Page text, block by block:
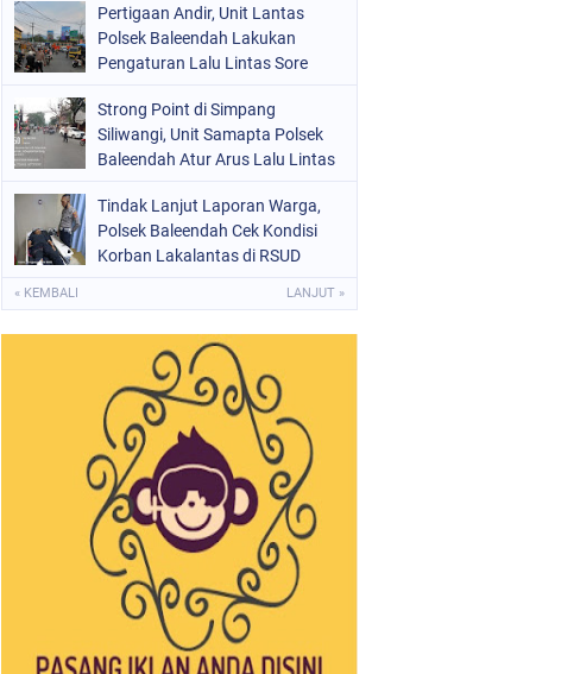
Pertigaan Andir, Unit Lantas
Polsek Baleendah Lakukan
Pengaturan Lalu Lintas Sore
Strong Point di Simpang
Siliwangi, Unit Samapta Polsek
Baleendah Atur Arus Lalu Lintas
Tindak Lanjut Laporan Warga,
Polsek Baleendah Cek Kondisi
Korban Lakalantas di RSUD
« KEMBALI LANJUT »